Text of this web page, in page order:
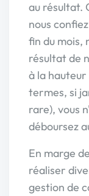
au résultat.
nous
fin du mois,
résultat de
à la
termes, si
rare), vous
déboursez
En marge
réaliser
gestion de